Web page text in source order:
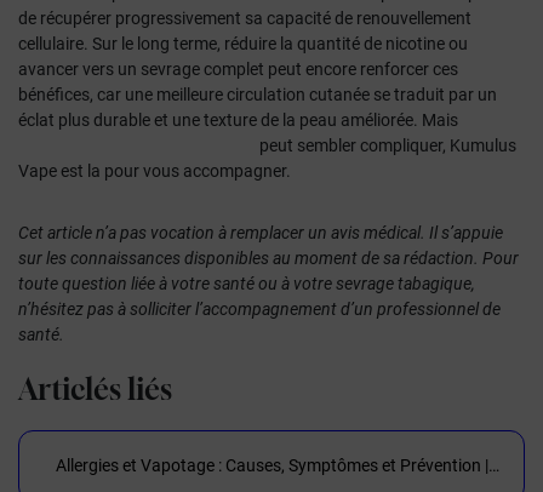
de récupérer progressivement sa capacité de renouvellement
cellulaire. Sur le long terme, réduire la quantité de nicotine ou
avancer vers un sevrage complet peut encore renforcer ces
bénéfices, car une meilleure circulation cutanée se traduit par un
éclat plus durable et une texture de la peau améliorée. Mais
peut sembler compliquer, Kumulus
Vape est la pour vous accompagner.
Cet article n’a pas vocation à remplacer un avis médical. Il s’appuie
sur les connaissances disponibles au moment de sa rédaction. Pour
toute question liée à votre santé ou à votre sevrage tabagique,
n’hésitez pas à solliciter l’accompagnement d’un professionnel de
santé.
Articlés liés
Allergies et Vapotage : Causes, Symptômes et Prévention |